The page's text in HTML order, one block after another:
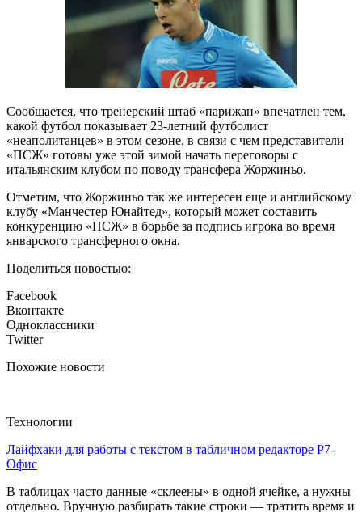
Сообщается, что тренерский штаб «парижан» впечатлен тем,
какой футбол показывает 23-летний футболист
«неаполитанцев» в этом сезоне, в связи с чем представители
«ПСЖ» готовы уже этой зимой начать переговоры с
итальянским клубом по поводу трансфера Жоржиньо.
Отметим, что Жоржиньо так же интересен еще и английскому
клубу «Манчестер Юнайтед», который может составить
конкуренцию «ПСЖ» в борьбе за подпись игрока во время
январского трансферного окна.
Поделиться новостью:
Facebook
Вконтакте
Одноклассники
Twitter
Похожие новости
Технологии
Лайфхаки для работы с текстом в табличном редакторе Р7-
Офис
В таблицах часто данные «склеены» в одной ячейке, а нужны
отдельно. Вручную разбирать такие строки — тратить время и